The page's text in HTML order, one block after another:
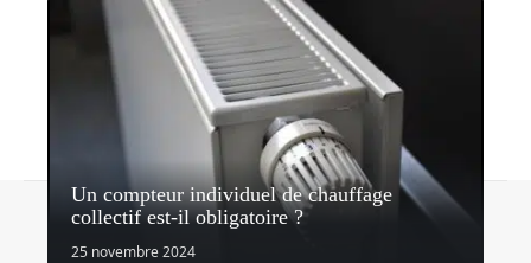
Un compteur individuel de chauffage
collectif est-il obligatoire ?
25 novembre 2024© 2026 | quipeutlefaire.fr
Contact Mentions légales Sitemap